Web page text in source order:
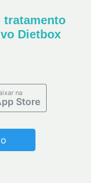
tratamento
Dietbox
na
Store